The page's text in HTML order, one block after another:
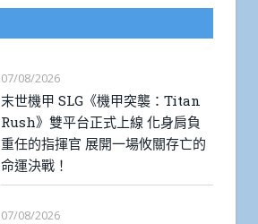
07/08/2026
末世機甲 SLG《機甲突襲：Titan
Rush》雙平台正式上線 化身肩負
重任的指揮官 展開一場攸關存亡的
命運決戰！
07/08/2026